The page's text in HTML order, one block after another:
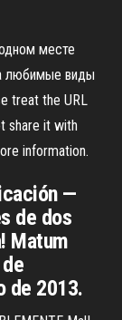
месте
любимые виды
treat the URL
share it with
information.
—
de dos
Matum
de 2013.